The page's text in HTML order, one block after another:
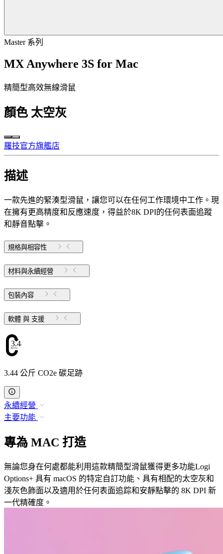
Master 系列
MX Anywhere 3S for Mac
精簡型高效無線滑鼠
顏色 太空灰
羅技官方旗艦店
描述
一款先進的緊湊型滑鼠，讓您可以在任何工作環境中工作。現
在擁有更高精度和反應速度，得益於8K DPI的任何表面追蹤
和靜音點擊。
規格與相容性
材料與永續經營
包裝內容
軟體 與 支援
3.44
3.44 公斤 CO2e 碳足跡
永續經營
主要功能
專為 MAC 打造
無論您身在何處都能利用這款精簡型滑鼠獲得更多功能Logi
Options+ 具有 macOS 的特定自訂功能、具有相配的太空灰和
淺灰色飾面以及適用於任何表面追踪和安靜點擊的 8K DPI 新
一代精確度。